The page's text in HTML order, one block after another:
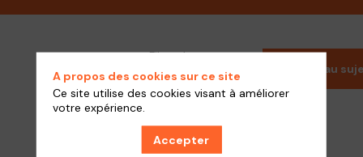
Filtre des
catégories
Chargement
Filtre des tags
Nouveau
A propos des cookies sur ce site
Ce site utilise des cookies visant à améliorer
votre expérience.
Accepter